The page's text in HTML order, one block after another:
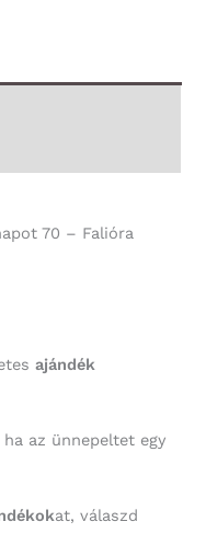
70 – Falióra
ajándék
az ünnepeltet egy
at, válaszd